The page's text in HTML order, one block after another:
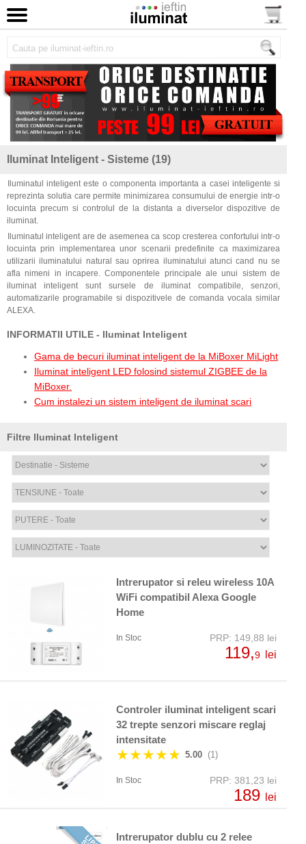
Iluminat Inteligent - Sisteme (19)
Iluminatul inteligent este o componenta importanta a casei inteligente si
reprezinta solutia care permite minimizarea consumului de energie intr-o
locuinta precum si controlul de la distanta a diverselor dispozitive de
iluminat.
Iluminatul inteligent are de asemenea ca scop cresterea confortului intr-o
locuinta prin implementarea unor scenarii predefinite ca maximizarea
utilizarii iluminatului natural sau oprirea iluminatului atunci cand nu se
afla nimeni in incapere. Componentele principale ale unui sistem de
iluminat inteligent sunt sursele de iluminat compatibile, senzori,
automatizarile programabile si dispozitivele de comanda vocala similar
ALEXA.
INFORMATII UTILE - Iluminat Inteligent
Gama de becuri iluminat inteligent de la MiBoxer MiLight
Iluminat inteligent LED folosind sistemul ZIGBEE de la
MiBoxer.
Cum instalezi un sistem inteligent de iluminat scari
Filtre Iluminat Inteligent
Intrerupator si releu wireless 10A
WiFi compatibil Alexa Google
Home
In Stoc PRP: 149,88 lei
119,9 lei
Controler iluminat inteligent scari
32 trepte senzori miscare reglaj
intensitate
★★★★★ 5.00 (1)
In Stoc PRP: 381,23 lei
189 lei
Intrerupator dublu cu 2 relee